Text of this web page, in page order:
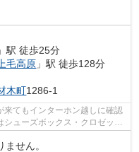
」駅 徒歩25分
上毛高原 」駅 徒歩128分
木町1286-1
来てもインターホン越しに確認
ューズボックス・クロゼット
せん。